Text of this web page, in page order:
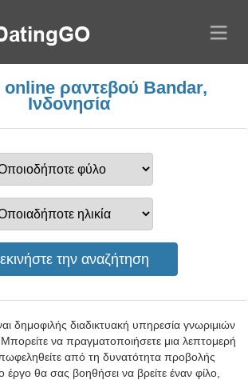
ραντεβού Bandar,
Ινδονησία
δημοφιλής διαδικτυακή υπηρεσία γνωριμιών
να πραγματοποιήσετε μια λεπτομερή
από τη δυνατότητα προβολής
θα σας βοηθήσει να βρείτε έναν φίλο,